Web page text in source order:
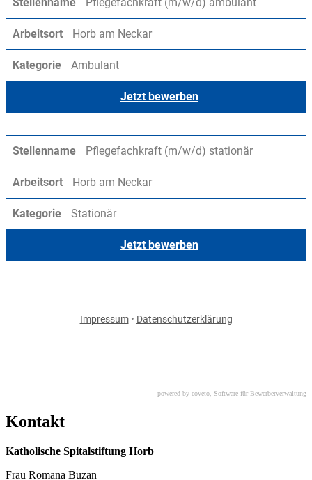
powered by coveto, Software für Bewerberverwaltung
Kontakt
Katholische Spitalstiftung Horb
Frau Romana Buzan